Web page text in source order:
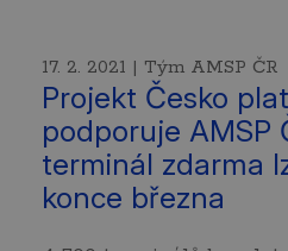
17. 2. 2021 | Tým AMSP ČR
Projekt Česko
podporuje AMSP
terminál zdarma
konce března